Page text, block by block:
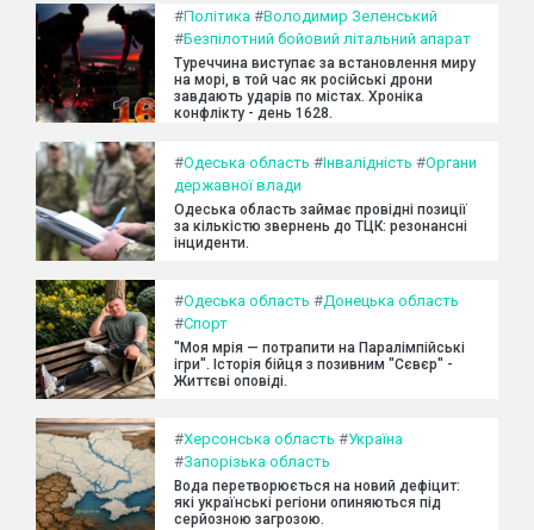
#Політика #Володимир Зеленський
#Безпілотний бойовий літальний апарат
Туреччина виступає за встановлення миру
на морі, в той час як російські дрони
завдають ударів по містах. Хроніка
конфлікту - день 1628.
#Одеська область #Інвалідність #Органи
державної влади
Одеська область займає провідні позиції
за кількістю звернень до ТЦК: резонансні
інциденти.
#Одеська область #Донецька область
#Спорт
"Моя мрія — потрапити на Паралімпійські
ігри". Історія бійця з позивним "Сєвєр" -
Життєві оповіді.
#Херсонська область #Україна
#Запорізька область
Вода перетворюється на новий дефіцит:
які українські регіони опиняються під
серйозною загрозою.